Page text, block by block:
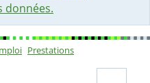
données.
Prestations